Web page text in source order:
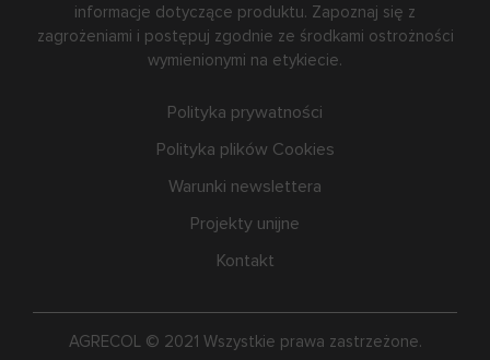
informacje dotyczące produktu. Zapoznaj się z
zagrożeniami i postępuj zgodnie ze środkami ostrożności
wymienionymi na etykiecie.
Polityka prywatności
Polityka plików Cookies
Warunki newslettera
Projekty unijne
Kontakt
AGRECOL © 2021 Wszystkie prawa zastrzeżone.